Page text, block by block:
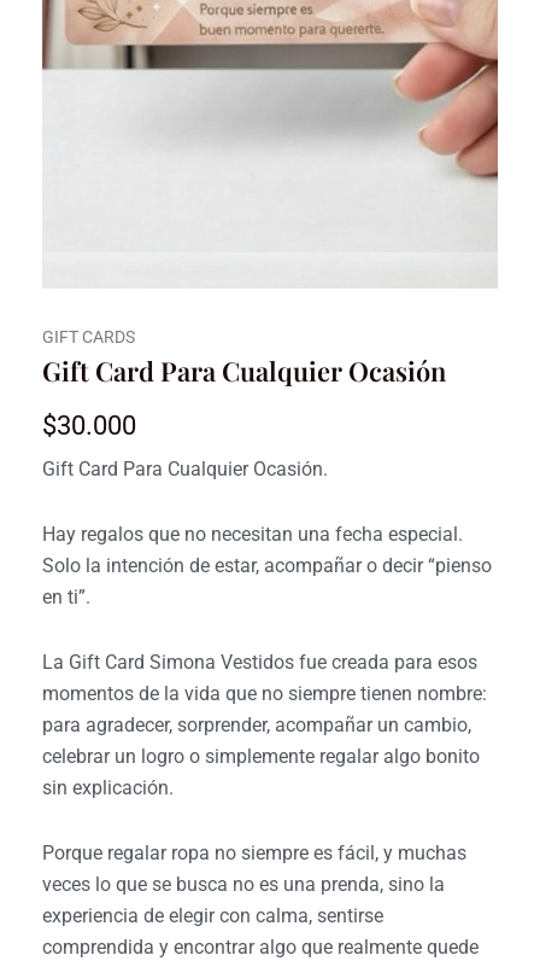
GIFT CARDS
Gift Card Para Cualquier Ocasión
$30.000
Gift Card Para Cualquier Ocasión.
Hay regalos que no necesitan una fecha especial.
Solo la intención de estar, acompañar o decir “pienso
en ti”.
La Gift Card Simona Vestidos fue creada para esos
momentos de la vida que no siempre tienen nombre:
para agradecer, sorprender, acompañar un cambio,
celebrar un logro o simplemente regalar algo bonito
sin explicación.
Porque regalar ropa no siempre es fácil, y muchas
veces lo que se busca no es una prenda, sino la
experiencia de elegir con calma, sentirse
comprendida y encontrar algo que realmente quede